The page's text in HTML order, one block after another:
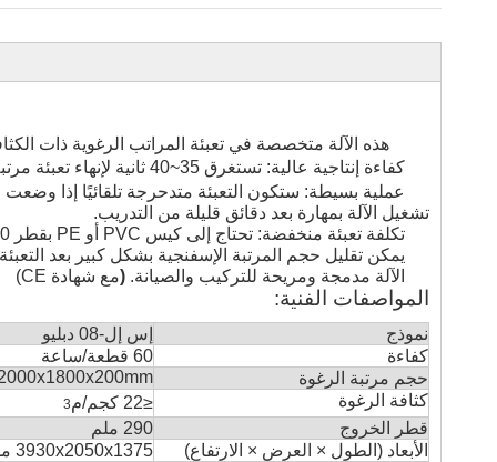
هذه الآلة متخصصة في تعبئة المراتب الرغوية ذات الكثافة
كفاءة إنتاجية عالية: تستغرق 35
~40 ثانية لإنهاء تعبئة مرتبة إسفنجية واحدة في الكيس البلاستيكي.
عملية بسيطة: ستكون التعبئة متدحرجة تلقائيًا إذا
تشغيل الآلة بمهارة بعد دقائق قليلة من التدريب.
تكلفة تعبئة منخفضة: تحتاج إلى كيس PVC أو PE بقطر 320 مم (تقريبًا) لتعبئة مرتبة إسفنجية واحدة.
يمكن تقليل حجم المرتبة الإسفنجية بشكل كبير بعد
الآلة مدمجة ومريحة للتركيب والصيانة. (مع شهادة CE)
المواصفات الفنية:
نموذج إس إل-08 دبليو
كفاءة
60 قطعة/ساعة
حجم مرتبة الرغوة
كثافة الرغوة
≤22 كجم/م 3
قطر الخروج
290 ملم
الأبعاد (الطول × العرض × الارتفاع)
3930x2050x1375 ملم